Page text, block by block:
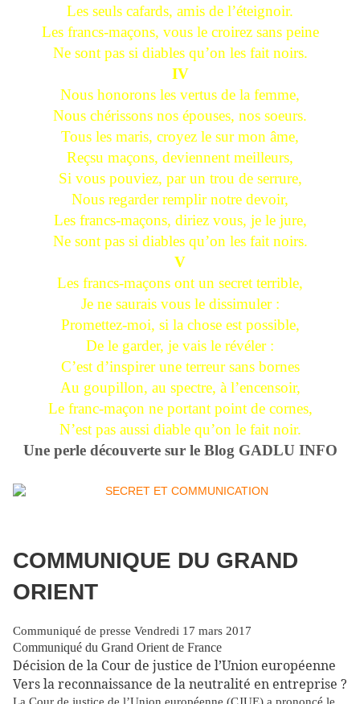
Les seuls cafards, amis de l’éteignoir.
Les francs-maçons, vous le croirez sans peine
Ne sont pas si diables qu’on les fait noirs.
IV
Nous honorons les vertus de la femme,
Nous chérissons nos épouses, nos soeurs.
Tous les maris, croyez le sur mon âme,
Reçsu maçons, deviennent meilleurs,
Si vous pouviez, par un trou de serrure,
Nous regarder remplir notre devoir,
Les francs-maçons, diriez vous, je le jure,
Ne sont pas si diables qu’on les fait noirs.
V
Les francs-maçons ont un secret terrible,
Je ne saurais vous le dissimuler :
Promettez-moi, si la chose est possible,
De le garder, je vais le révéler :
C’est d’inspirer une terreur sans bornes
Au goupillon, au spectre, à l’encensoir,
Le franc-maçon ne portant point de cornes,
N’est pas aussi diable qu’on le fait noir.
Une perle découverte sur le Blog GADLU INFO
COMMUNIQUE DU GRAND
ORIENT
Communiqué de presse Vendredi 17 mars 2017
Communiqué du Grand Orient de France
Décision de la Cour de justice de l’Union européenne
Vers la reconnaissance de la neutralité en entreprise ?
La Cour de justice de l’Union européenne (CJUE) a prononcé le